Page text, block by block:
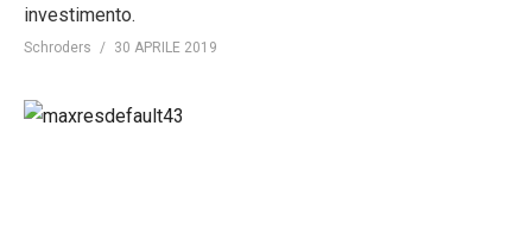
investimento.
Schroders 30 APRILE 2019